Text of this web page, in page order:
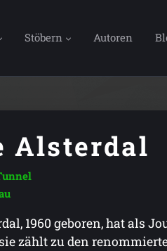
Stöbern Autoren
Alsterdal
1960 geboren, hat als
zählt zu den